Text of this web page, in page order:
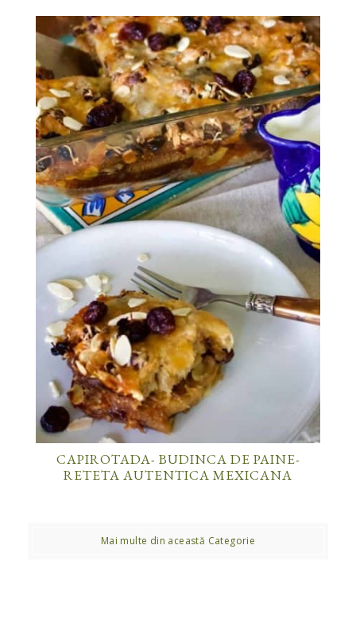
CAPIROTADA- BUDINCA DE PAINE-
RETETA AUTENTICA MEXICANA
Mai multe din această Categorie